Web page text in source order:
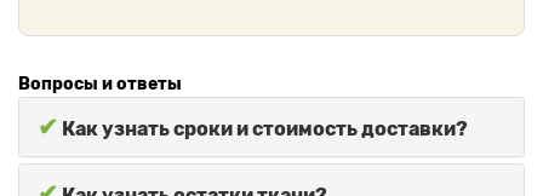
Вопросы и ответы
✔ Как узнать сроки и стоимость доставки?